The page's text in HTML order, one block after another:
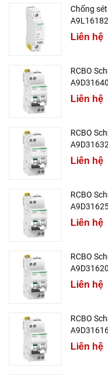
Chống
A9L16182
Liên hệ
RCBO
A9D31640
Liên hệ
RCBO
Liên hệ
RCBO
Liên hệ
RCBO
A9D31620
Liên hệ
RCBO
Liên hệ